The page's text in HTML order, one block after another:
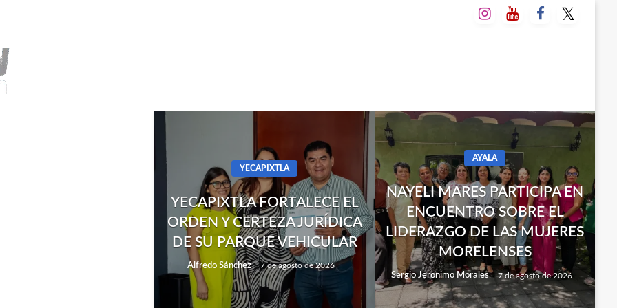
YECAPIXTLA
YECAPIXTLA FORTALECE EL
ORDEN Y CERTEZA JURÍDICA
DE SU PARQUE VEHICULAR
Alfredo Sánchez 7 de agosto de 2026
AYALA
NAYELI MARES PARTICIPA EN
ENCUENTRO SOBRE EL
LIDERAZGO DE LAS MUJERES
MORELENSES
Sergio Jeronimo Morales 7 de agosto de 2026